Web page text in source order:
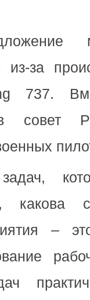
за
737.
совет
какова
–